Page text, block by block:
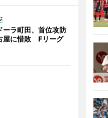
ーラ町田、首位攻防
屋に惜敗 Fリーグ